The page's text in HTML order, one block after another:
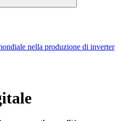
nella produzione di inverter